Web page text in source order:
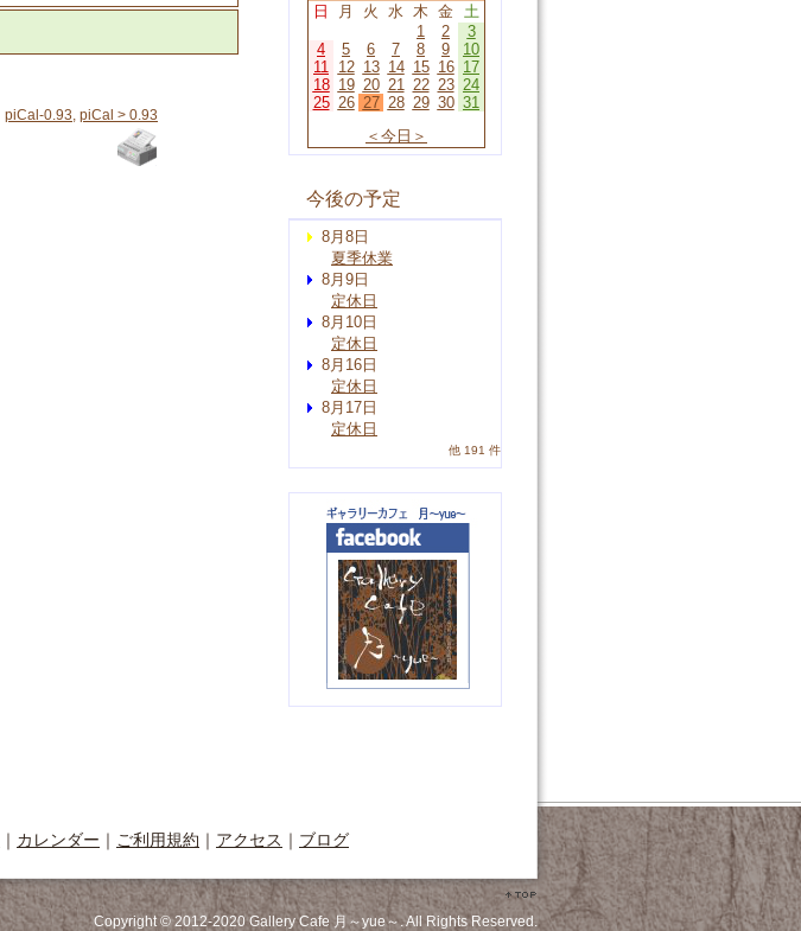
piCal-0.93, piCal > 0.93
日 月 火 水 木 金 土
1
2
3
4
5 6 7 8 9
10
11 12 13 14 15 16 17
18 19 20 21 22 23 24
25 26 27 28 29 30 31
＜今日＞
今後の予定
8月8日
夏季休業
8月9日
定休日
8月10日
定休日
8月16日
定休日
8月17日
定休日
他 191 件
｜ カレンダー ｜ ご利用規約 ｜ アクセス ｜ ブログ
Copyright © 2012-2020 Gallery Cafe 月～yue～. All Rights Reserved.